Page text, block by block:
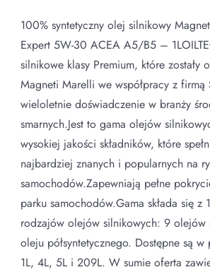
100% syntetyczny olej silnikowy
Expert 5W-30 ACEA A5/B5 –
silnikowe klasy Premium, które zostały
Magneti Marelli we współpracy z
wieloletnie doświadczenie w branży
smarnych.Jest to gama olejów
wysokiej jakości składników, które
najbardziej znanych i popularnych na
samochodów.Zapewniają pełne
parku samochodów.Gama składa się z
rodzajów olejów silnikowych: 9 olejów
oleju półsyntetycznego. Dostępne są
1L, 4L, 5L i 209L. W sumie oferta